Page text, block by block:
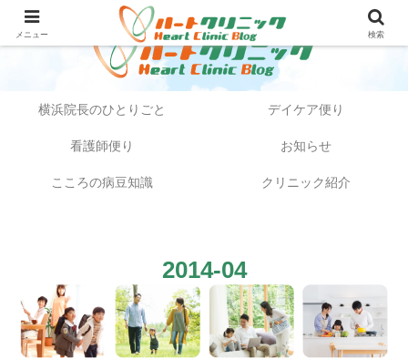
横浜院長のひとりごと デイケア便り
看護師便り お知らせ
こころの病豆知識 クリニック紹介
2014-04
メニュー 検索